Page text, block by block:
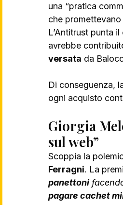
una “pratica
che
L’Antitrust punta
avrebbe
versata da
Di conseguenza,
ogni acquisto
Giorgia
sul web”
Scoppia la
Ferragni. La
panettoni
pagare cachet